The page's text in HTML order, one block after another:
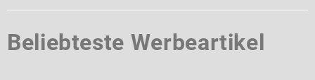
Beliebteste Werbeartikel